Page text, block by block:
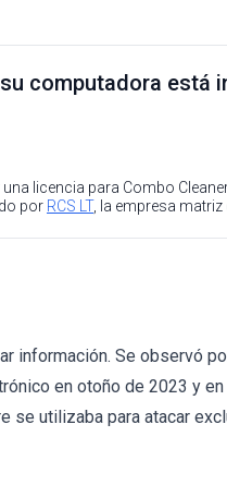
computadora está
licencia para Combo
por RCS LT, la empresa matriz
información. Se observó
en otoño de 2023 y
utilizaba para atacar